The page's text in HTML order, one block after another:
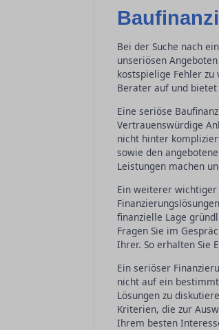
Bei der Suche nach
unseriösen
kostspielige Fehler
Berater auf und
Eine seriöse
Vertrauenswürdige
nicht hinter
sowie den
Leistungen machen
Ein weiterer wichtiger
finanzielle Lage
Fragen Sie im
Ihrer. So erhalten Sie
Ein seriöser
nicht auf ein
Lösungen zu
Kriterien, die zur
Ihrem besten